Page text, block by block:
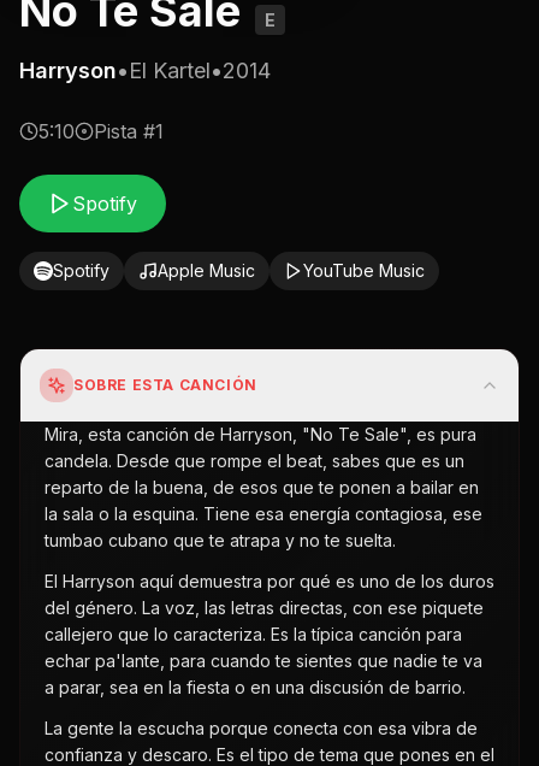
No Te Sale E
Harryson•El Kartel•2014
5:10 Pista #1
Spotify
Spotify Apple Music YouTube Music
SOBRE ESTA CANCIÓN
Mira, esta canción de Harryson, "No Te Sale", es pura
candela. Desde que rompe el beat, sabes que es un
reparto de la buena, de esos que te ponen a bailar en
la sala o la esquina. Tiene esa energía contagiosa, ese
tumbao cubano que te atrapa y no te suelta.
El Harryson aquí demuestra por qué es uno de los duros
del género. La voz, las letras directas, con ese piquete
callejero que lo caracteriza. Es la típica canción para
echar pa'lante, para cuando te sientes que nadie te va
a parar, sea en la fiesta o en una discusión de barrio.
La gente la escucha porque conecta con esa vibra de
confianza y descaro. Es el tipo de tema que pones en el